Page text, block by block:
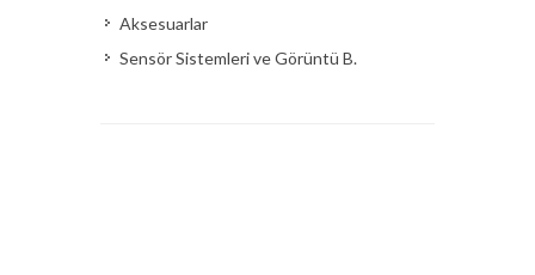
Aksesuarlar
Sensör Sistemleri ve Görüntü B.